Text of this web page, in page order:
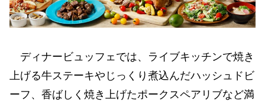
ディナービュッフェでは、ライブキッチンで焼き
上げる牛ステーキやじっくり煮込んだハッシュドビ
ーフ、香ばしく焼き上げたポークスペアリブなど満